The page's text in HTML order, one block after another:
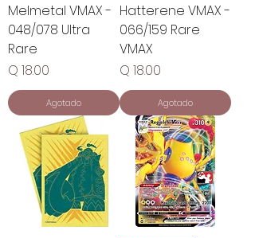
Melmetal VMAX -
048/078 Ultra
Rare
Precio
Q 18.00
Agotado
Hatterene VMAX -
066/159 Rare
VMAX
Precio
Q 18.00
Agotado